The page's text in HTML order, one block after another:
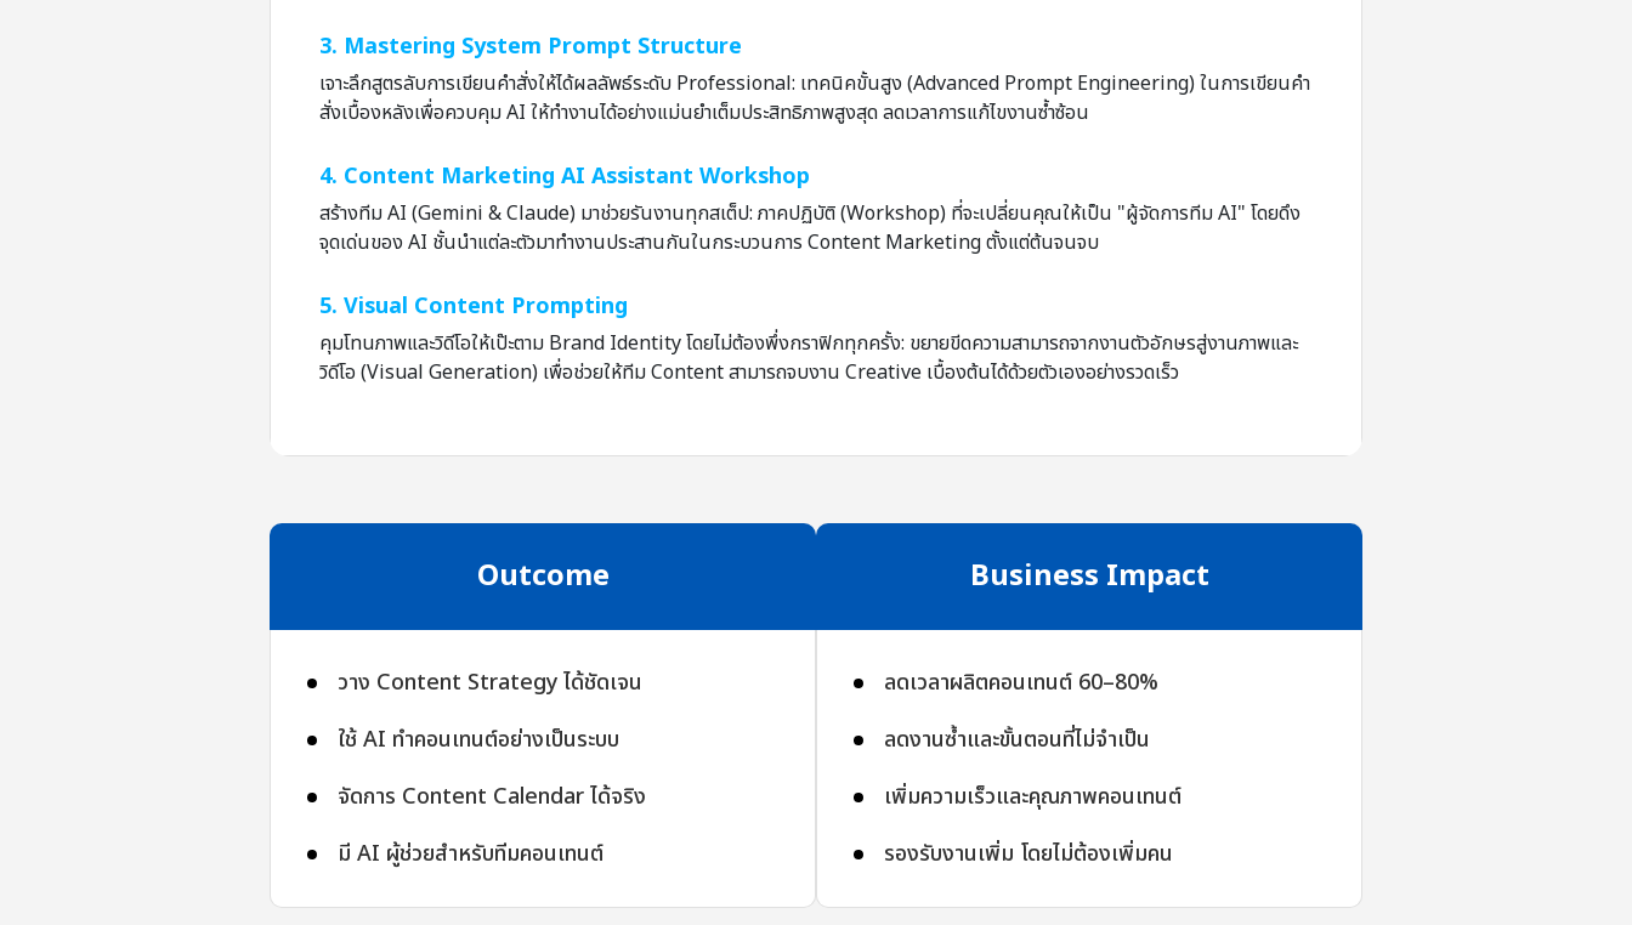
3. Mastering System Prompt Structure
เจาะลึกสูตรลับการเขียนคำสั่งให้ได้ผลลัพธ์ระดับ Professional: เทคนิคขั้นสูง (Advanced Prompt Engineering) ในการเขียนคำ
สั่งเบื้องหลังเพื่อควบคุม AI ให้ทำงานได้อย่างแม่นยำเต็มประสิทธิภาพสูงสุด ลดเวลาการแก้ไขงานซ้ำซ้อน
4. Content Marketing AI Assistant Workshop
สร้างทีม AI (Gemini & Claude) มาช่วยรันงานทุกสเต็ป: ภาคปฏิบัติ (Workshop) ที่จะเปลี่ยนคุณให้เป็น "ผู้จัดการทีม AI" โดยดึง
จุดเด่นของ AI ชั้นนำแต่ละตัวมาทำงานประสานกันในกระบวนการ Content Marketing ตั้งแต่ต้นจนจบ
5. Visual Content Prompting
คุมโทนภาพและวิดีโอให้เป๊ะตาม Brand Identity โดยไม่ต้องพึ่งกราฟิกทุกครั้ง: ขยายขีดความสามารถจากงานตัวอักษรสู่งานภาพและ
วิดีโอ (Visual Generation) เพื่อช่วยให้ทีม Content สามารถจบงาน Creative เบื้องต้นได้ด้วยตัวเองอย่างรวดเร็ว
Outcome
วาง Content Strategy ได้ชัดเจน
ใช้ AI ทำคอนเทนต์อย่างเป็นระบบ
จัดการ Content Calendar ได้จริง
มี AI ผู้ช่วยสำหรับทีมคอนเทนต์
Business Impact
ลดเวลาผลิตคอนเทนต์ 60–80%
ลดงานซ้ำและขั้นตอนที่ไม่จำเป็น
เพิ่มความเร็วและคุณภาพคอนเทนต์
รองรับงานเพิ่ม โดยไม่ต้องเพิ่มคน